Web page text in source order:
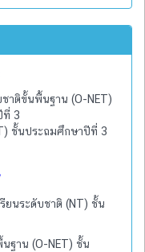
าติขั้นพื้นฐาน (O-NET)
ที่ 3
ชั้นประถมศึกษาปีที่ 3
ยนระดับชาติ (NT) ชั้น
ฐาน (O-NET) ชั้น